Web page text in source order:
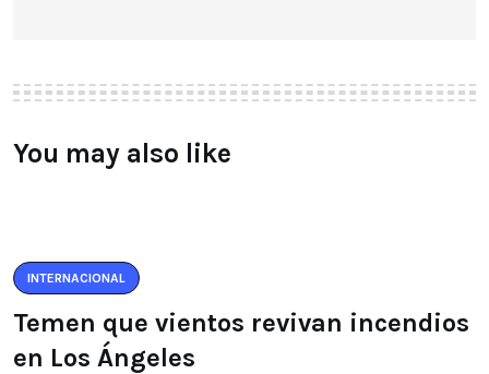
You may also like
INTERNACIONAL
Temen que vientos revivan incendios
en Los Ángeles